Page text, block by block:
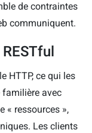
de contraintes
communiquent.
HTTP, ce qui les
familière avec
« ressources »,
Les clients